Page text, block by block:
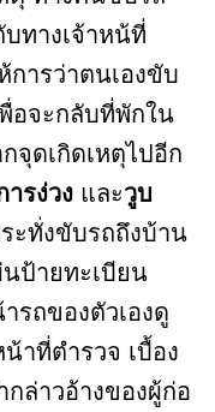
บทางเจ้าหน้ที่
การว่าตนเองขับ
พื่อจะกลับที่พักใน
จุดเกิดเหตุไปอีก
ารง่วง และวูบ
ะทั่งขับรถถึงบ้าน
ป้ายทะเบียน
รถของตัวเองดู
าที่ตำรวจ เบื้อง
กล่าวอ้างของผู้ก่อ